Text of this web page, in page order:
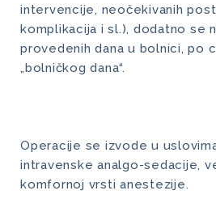
intervencije, neočekivanih
komplikacija i sl.), dodatno se
provedenih dana u bolnici, po
„bolničkog dana“.
Operacije se izvode u
intravenske analgo-sedacije,
komfornoj vrsti anestezije.